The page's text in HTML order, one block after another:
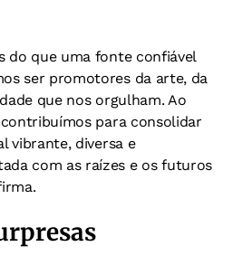
do que uma fonte confiável
ser promotores da arte, da
que nos orgulham. Ao
para consolidar
vibrante, diversa e
com as raízes e os futuros